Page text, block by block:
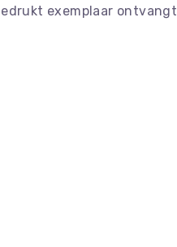
exemplaar ontvangt